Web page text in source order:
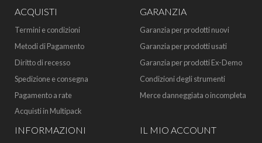
ACQUISTI
Termini e condizioni
Metodi di Pagamento
Diritto di recesso
Spedizione e consegna
Pagamento a rate
Acquisti in Multipack
GARANZIA
Garanzia per prodotti nuovi
Garanzia per prodotti usati
Garanzia per prodotti Ex-Demo
Condizioni degli strumenti
Merce danneggiata o incompleta
INFORMAZIONI IL MIO ACCOUNT